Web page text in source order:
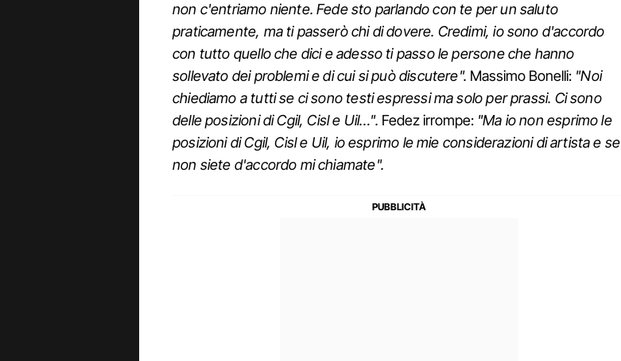
non c'entriamo niente. Fede sto parlando con te per un saluto
praticamente, ma ti passerò chi di dovere. Credimi, io sono d'accordo
con tutto quello che dici e adesso ti passo le persone che hanno
sollevato dei problemi e di cui si può discutere". Massimo Bonelli: "Noi
chiediamo a tutti se ci sono testi espressi ma solo per prassi. Ci sono
delle posizioni di Cgil, Cisl e Uil…". Fedez irrompe: "Ma io non esprimo le
posizioni di Cgil, Cisl e Uil, io esprimo le mie considerazioni di artista e se
non siete d'accordo mi chiamate".